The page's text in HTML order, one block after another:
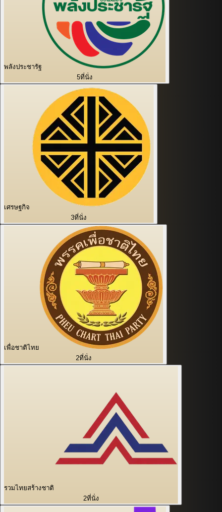
พลังประชารัฐ
5ที่นั่ง
เศรษฐกิจ
3ที่นั่ง
เพื่อชาติไทย
2ที่นั่ง
รวมไทยสร้างชาติ
2ที่นั่ง